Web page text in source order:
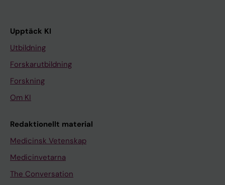
Upptäck KI
Utbildning
Forskarutbildning
Forskning
Om KI
Redaktionellt material
Medicinsk Vetenskap
Medicinvetarna
The Conversation